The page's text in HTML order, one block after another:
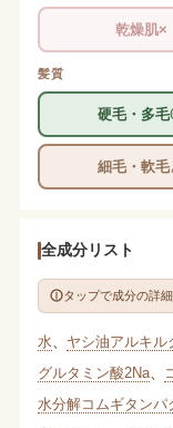
乾燥肌×
髪質
硬毛・多
細毛・軟
全成分リスト
タップで成分の詳
水 ヤシ油アルキル
グルタミン酸2Na、
水分解コムギタンパ